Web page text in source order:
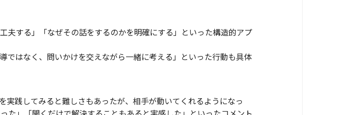
夫する」「なぜその話をするのかを明確にする」といった構造的アプ
ではなく、問いかけを交えながら一緒に考える」といった行動も具体
実践してみると難しさもあったが、相手が動いてくれるようになっ